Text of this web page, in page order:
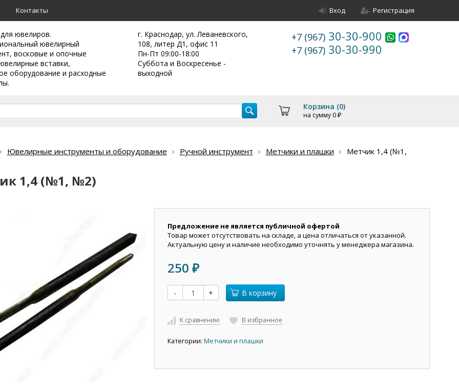
Контакты Вход Регистрация
ювелиров.
ювелирный
восковые и опочные
вставки,
оборудование и расходные
г. Краснодар, ул. Леваневского,
108, литер Д1, офис 11
Пн-Пт 09:00-18:00
Суббота и Воскресенье -
выходной
+7 (967) 30-30-900
+7 (967) 30-30-990
Корзина (0)
на сумму 0 ₽
Ювелирные инструменты и оборудование Ручной инструмент Метчики и плашки
Метчик 1,4 (№1,
1,4 (№1, №2)
Предложение не является публичной офертой
Товар может отсутствовать на складе, а цена отличаться от указанной.
Актуальную цену и наличие необходимо уточнять у менеджера магазина.
250 ₽
- + В корзину
К сравнению В избранное
Категории: Метчики и плашки